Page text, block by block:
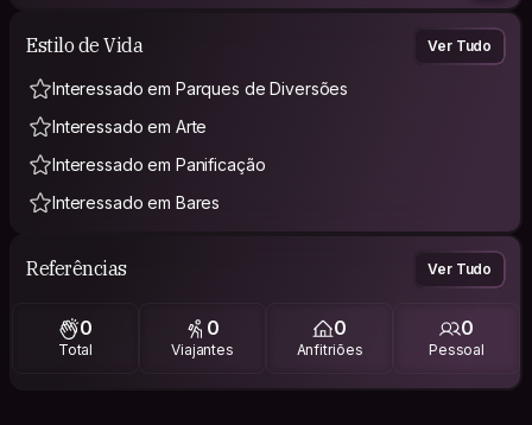
Estilo de Vida Ver Tudo
Interessado em Parques de Diversões
Interessado em Arte
Interessado em Panificação
Interessado em Bares
Referências Ver Tudo
0
Total
0
Viajantes
0
Anfitriões
0
Pessoal